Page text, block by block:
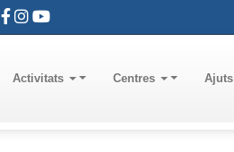
Activitats Centres Ajuts